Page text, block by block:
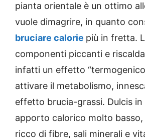
pianta orientale è un ottimo
vuole dimagrire, in quanto
bruciare calorie più in fretta.
componenti piccanti e
infatti un effetto
attivare il metabolismo,
effetto brucia-grassi. Dulcis in
apporto calorico molto
ricco di fibre, sali minerali e